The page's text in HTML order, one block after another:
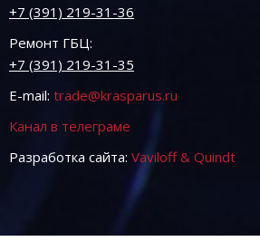
+7 (391) 219-31-36
Ремонт ГБЦ:
+7 (391) 219-31-35
E-mail: trade@krasparus.ru
Канал в телеграме
Разработка сайта: Vaviloff & Quindt